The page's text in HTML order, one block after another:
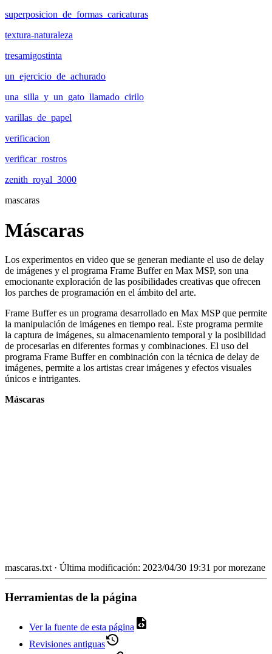
superposicion_de_formas_caricaturas
textura-naturaleza
tresamigostinta
un_ejercicio_de_achurado
una_silla_y_un_gato_llamado_cirilo
varillas_de_papel
verificacion
verificar_rostros
zenith_royal_3000
mascaras
Máscaras
Los experimentos en video que se generan mediante el uso de delay
de imágenes y el programa Frame Buffer en Max MSP, son una
emocionante exploración de las posibilidades creativas que ofrecen
los parches de programación en el ámbito del arte.
Frame Buffer es un programa desarrollado en Max MSP que permite
la manipulación de imágenes en tiempo real. Este programa permite
la captura de imágenes, su almacenamiento temporal y la posibilidad
de procesarlas en diferentes formas y combinaciones. El uso del
programa Frame Buffer en combinación con la técnica de delay de
imágenes, permite a los artistas crear imágenes y efectos visuales
únicos e intrigantes.
Máscaras
mascaras.txt · Última modificación: 2023/04/30 19:31 pormorezane
Herramientas de la página
Ver la fuente de esta página
Revisiones antiguas